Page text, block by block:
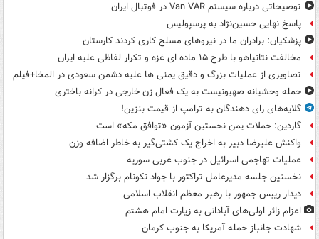
توضیحاتی درباره سیستم Van VAR در فوتبال ایران
پاسخ نهایی حسین‌نژاد به پرسپولیس
پزشکیان: برادران ما در نیروهای مسلح کاری کردند کارستان
مخالفت نتانیاهو با طرح ۱۵ ماده ای غزه و تکرار لفاظی علیه ایران
تصاویری از عملیات بزرگ و دقیق یمنی ها علیه دشمن سعودی در المخا+فیلم
حمله وحشیانه صهیونیست به یک فعال زن خارجی در کرانه باختری
گلایه‌های رای دهندگان به ترامپ از قیمت بنزین!
گاردین: حملات یمن نخستین آزمون «توافق مکه» است
واکنش علیرضا دبیر به اخراج یک کشتی‌گیر به خاطر اضافه وزن
عملیات تهاجمی اسرائیل در جنوب غربی سوریه
نخستین جلسه مدیرعامل تراکتور با جواد نکونام برگزار شد
دیدار رییس جمهور با رهبر معظم انقلاب اسلامی
اعزام زائر اولی‌های آبادانی به زیارت امام هشتم
شهادت جانباز حمله آمریکا به جنوب کرمان